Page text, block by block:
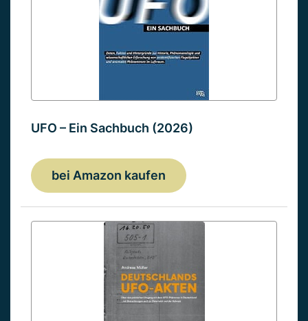
UFO – Ein Sachbuch (2026)
bei Amazon kaufen